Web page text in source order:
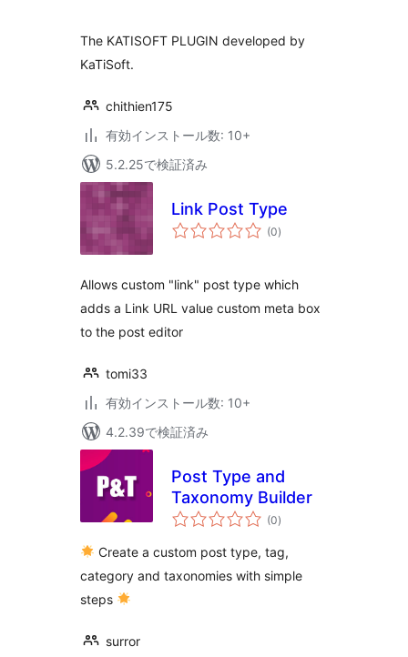
The KATISOFT PLUGIN developed by
KaTiSoft.
chithien175
有効インストール数: 10+
5.2.25で検証済み
Link Post Type
(0個
の)
Allows custom "link" post type which
adds a Link URL value custom meta box
to the post editor
tomi33
有効インストール数: 10+
4.2.39で検証済み
Post Type and
Taxonomy Builder
(0個
の
価
)
Create a custom post type, tag,
category and taxonomies with simple
steps
surror